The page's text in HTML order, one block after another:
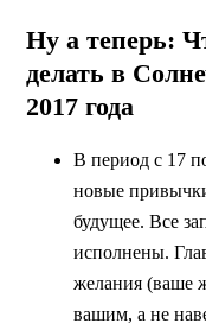
Ну а теперь:
делать в
2017 года
В период с 17
новые
будущее. Все
исполнены.
желания (ваше
вашим, а не